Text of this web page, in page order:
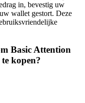
in, bevestig uw
wallet gestort. Deze
Basic Attention
kopen?